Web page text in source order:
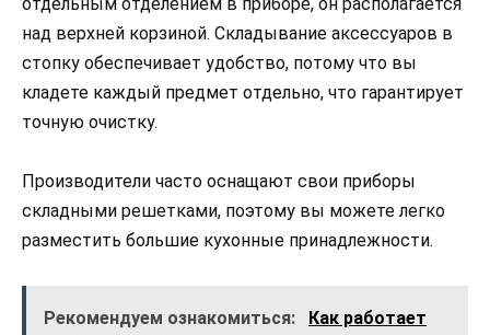
над верхней корзиной. Складывание аксессуаров в
стопку обеспечивает удобство, потому что вы
кладете каждый предмет отдельно, что гарантирует
точную очистку.
Производители часто оснащают свои приборы
складными решетками, поэтому вы можете легко
разместить большие кухонные принадлежности.
Рекомендуем ознакомиться:
Как работает